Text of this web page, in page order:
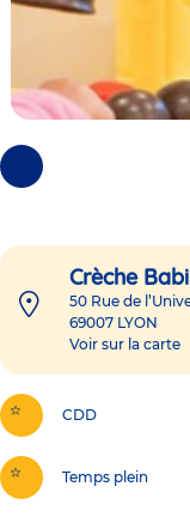
Photos
précédentes
Crèche
50 Rue de
69007 LYON
Voir sur la carte
CDD
Temps plein